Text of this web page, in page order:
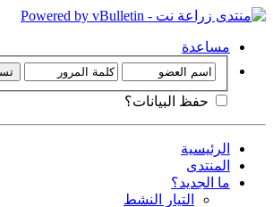
مساعدة
حفظ البيانات؟
الرئيسية
المنتدى
ما الجديد؟
التيار النشط